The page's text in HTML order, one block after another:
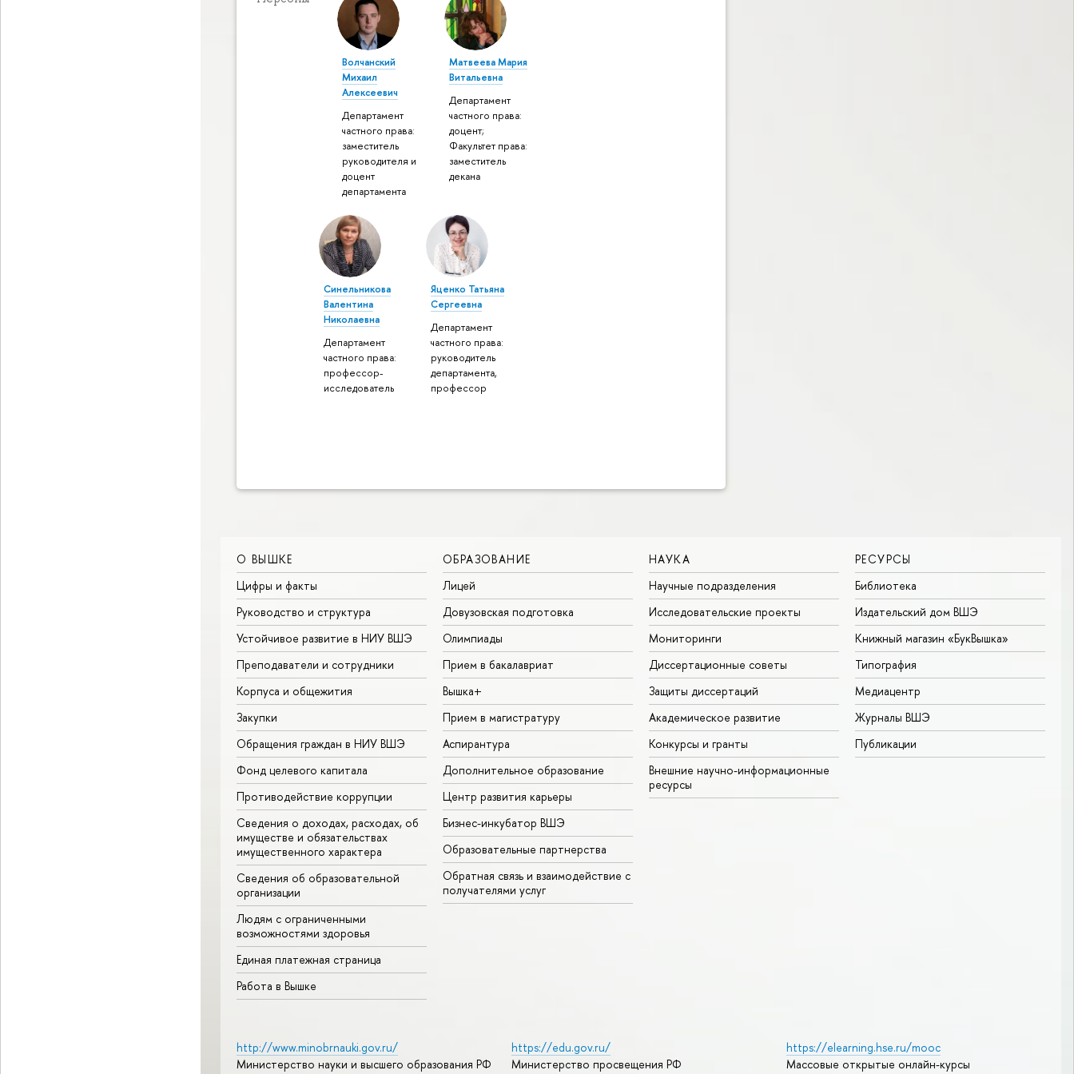
Волчанский
Михаил
Алексеевич
Департамент
частного права:
заместитель
руководителя и
доцент
департамента
Матвеева Мария
Витальевна
Департамент
частного права:
доцент;
Факультет права:
заместитель
декана
Синельникова
Валентина
Николаевна
Департамент
частного права:
профессор-
исследователь
Яценко Татьяна
Сергеевна
Департамент
частного права:
руководитель
департамента,
профессор
О ВЫШКЕ
Цифры и факты
Руководство и структура
Устойчивое развитие в НИУ ВШЭ
Преподаватели и сотрудники
Корпуса и общежития
Закупки
Обращения граждан в НИУ ВШЭ
Фонд целевого капитала
Противодействие коррупции
Сведения о доходах, расходах, об
имуществе и обязательствах
имущественного характера
Сведения об образовательной
организации
Людям с ограниченными
возможностями здоровья
Единая платежная страница
Работа в Вышке
ОБРАЗОВАНИЕ
Лицей
Довузовская подготовка
Олимпиады
Прием в бакалавриат
Вышка+
Прием в магистратуру
Аспирантура
Дополнительное образование
Центр развития карьеры
Бизнес-инкубатор ВШЭ
Образовательные партнерства
Обратная связь и взаимодействие с
получателями услуг
НАУКА
Научные подразделения
Исследовательские проекты
Мониторинги
Диссертационные советы
Защиты диссертаций
Академическое развитие
Конкурсы и гранты
Внешние научно-информационные
ресурсы
РЕСУРСЫ
Библиотека
Издательский дом ВШЭ
Книжный магазин «БукВышка»
Типография
Медиацентр
Журналы ВШЭ
Публикации
http://www.minobrnauki.gov.ru/
Министерство науки и высшего образования РФ
https://edu.gov.ru/
Министерство просвещения РФ
https://elearning.hse.ru/mooc
Массовые открытые онлайн-курсы